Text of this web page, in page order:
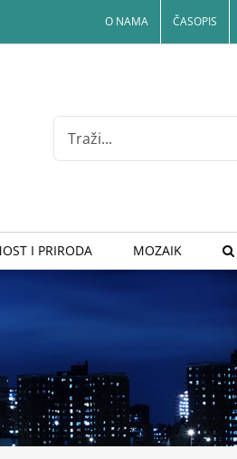
O NAMA ČASOPIS
Search
for:
I PRIRODA MOZAIK